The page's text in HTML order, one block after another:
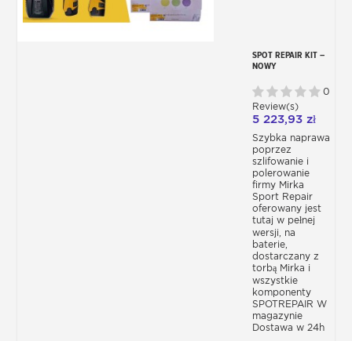
SPOT REPAIR KIT –
NOWY
PROCES
SZLIFOWANIA I
POLEROWANIA
MIRKA
0
Review(s)
5 223,93 zł
Szybka naprawa
poprzez
szlifowanie i
polerowanie
firmy Mirka
Sport Repair
oferowany jest
tutaj w pełnej
wersji, na
baterie,
dostarczany z
torbą Mirka i
wszystkie
komponenty
SPOTREPAIR W
magazynie
Dostawa w 24h